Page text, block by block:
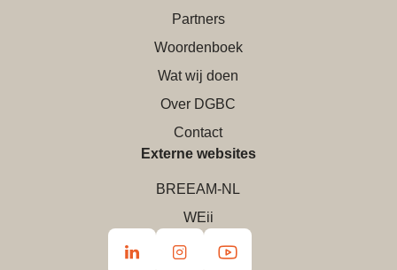
Partners
Woordenboek
Wat wij doen
Over DGBC
Contact
Externe websites
BREEAM-NL
WEii